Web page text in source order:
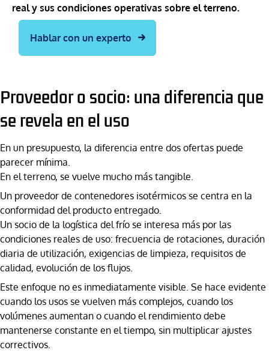
real y sus condiciones operativas sobre el terreno.
Hablar con un experto
Proveedor o socio: una diferencia que
se revela en el uso
En un presupuesto, la diferencia entre dos ofertas puede
parecer mínima.
En el terreno, se vuelve mucho más tangible.
Un proveedor de contenedores isotérmicos se centra en la
conformidad del producto entregado.
Un socio de la logística del frío se interesa más por las
condiciones reales de uso: frecuencia de rotaciones, duración
diaria de utilización, exigencias de limpieza, requisitos de
calidad, evolución de los flujos.
Este enfoque no es inmediatamente visible. Se hace evidente
cuando los usos se vuelven más complejos, cuando los
volúmenes aumentan o cuando el rendimiento debe
mantenerse constante en el tiempo, sin multiplicar ajustes
correctivos.